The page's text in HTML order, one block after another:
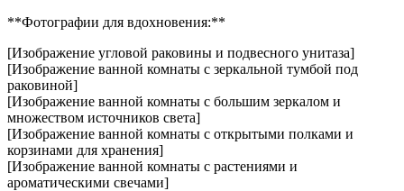
**Фотографии для вдохновения:**
[Изображение угловой раковины и подвесного унитаза]
[Изображение ванной комнаты с зеркальной тумбой под
раковиной]
[Изображение ванной комнаты с большим зеркалом и
множеством источников света]
[Изображение ванной комнаты с открытыми полками и
корзинами для хранения]
[Изображение ванной комнаты с растениями и
ароматическими свечами]